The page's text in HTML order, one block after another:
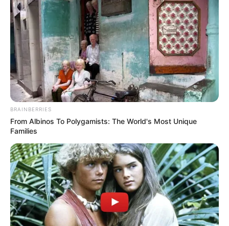
BRAINBERRIES
From Albinos To Polygamists: The World's Most Unique
Families